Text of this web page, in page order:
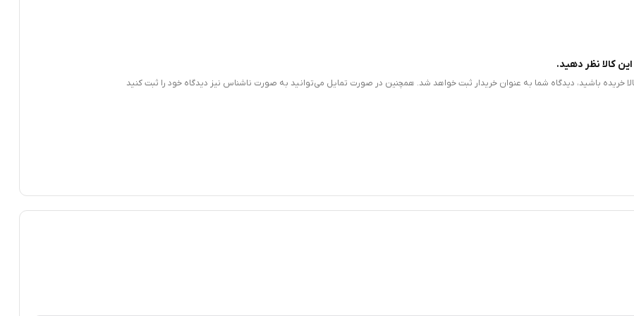
کالا نظر دهید.
خریده باشید، دیدگاه شما به عنوان خریدار ثبت خواهد شد. همچنین در صورت تمایل می‌توانید به صورت ناشناس نیز دیدگاه خود را ثبت کنید